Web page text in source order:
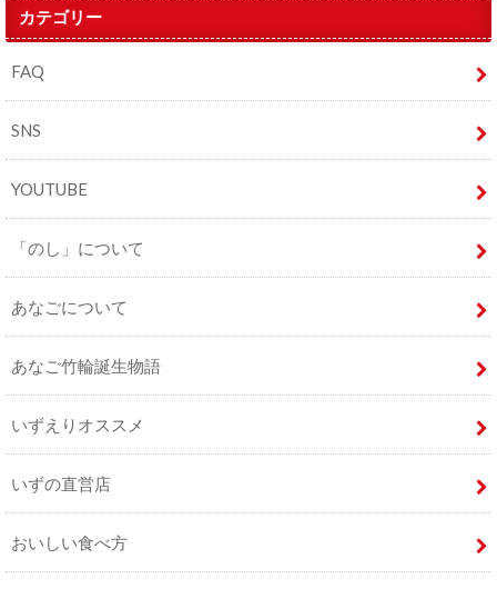
カテゴリー
FAQ
SNS
YOUTUBE
「のし」について
あなごについて
あなご竹輪誕生物語
いずえりオススメ
いずの直営店
おいしい食べ方